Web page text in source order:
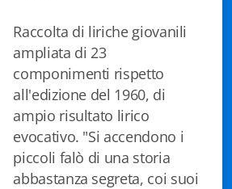
Raccolta di liriche giovanili
ampliata di 23
componimenti rispetto
all'edizione del 1960, di
ampio risultato lirico
evocativo. "Si accendono i
piccoli falò di una storia
abbastanza segreta, coi suoi